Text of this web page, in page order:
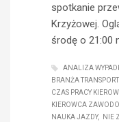
spotkanie
Krzyżowej.
środę o 21:00
ANALIZA
BRANŻA
CZAS PRACY
KIEROWCA
NAUKA JAZDY
NIE